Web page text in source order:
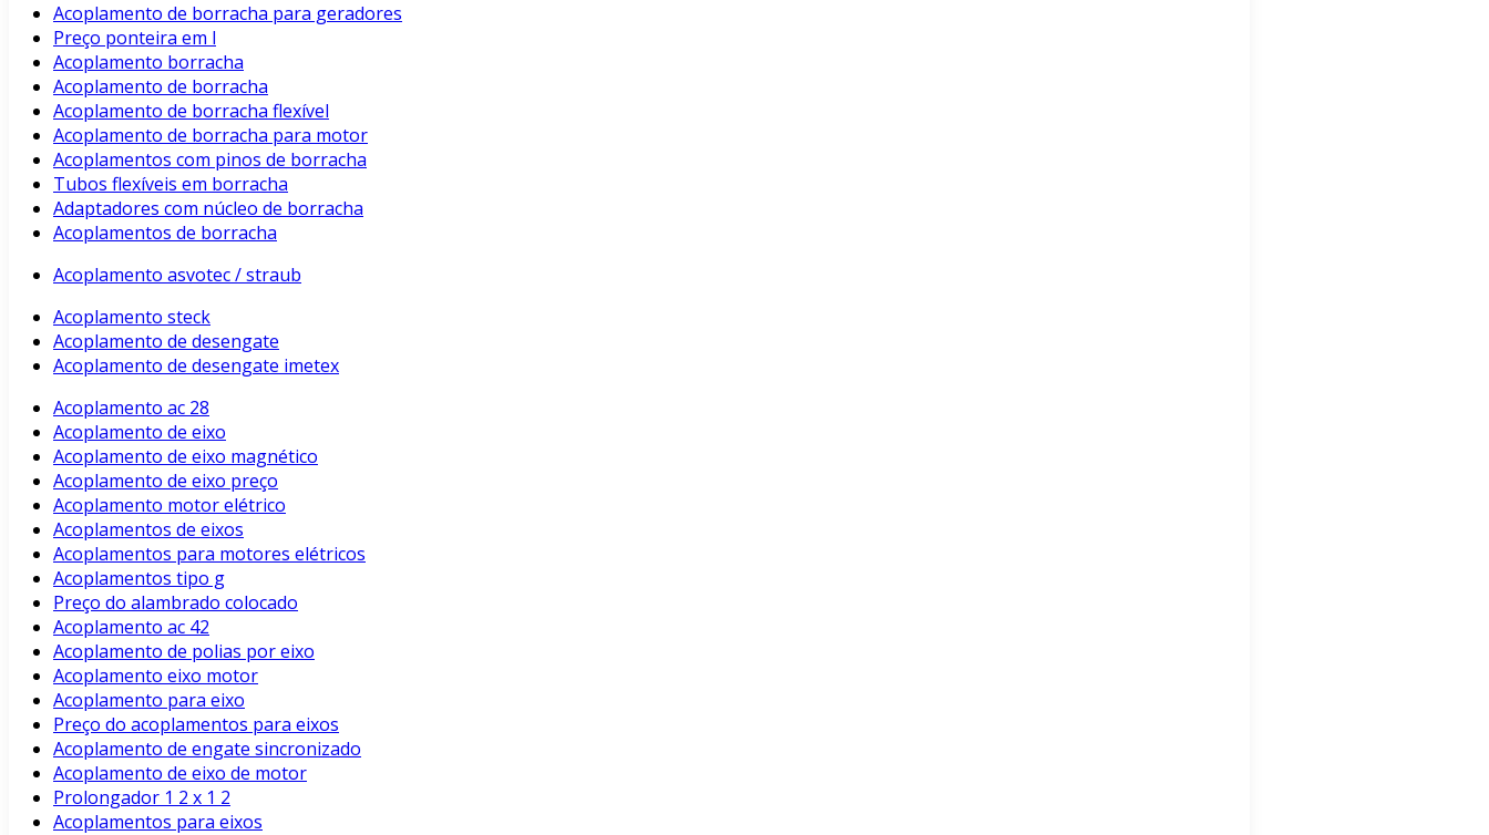
Acoplamento de borracha para geradores
Preço ponteira em l
Acoplamento borracha
Acoplamento de borracha
Acoplamento de borracha flexível
Acoplamento de borracha para motor
Acoplamentos com pinos de borracha
Tubos flexíveis em borracha
Adaptadores com núcleo de borracha
Acoplamentos de borracha
Acoplamento asvotec / straub
Acoplamento steck
Acoplamento de desengate
Acoplamento de desengate imetex
Acoplamento ac 28
Acoplamento de eixo
Acoplamento de eixo magnético
Acoplamento de eixo preço
Acoplamento motor elétrico
Acoplamentos de eixos
Acoplamentos para motores elétricos
Acoplamentos tipo g
Preço do alambrado colocado
Acoplamento ac 42
Acoplamento de polias por eixo
Acoplamento eixo motor
Acoplamento para eixo
Preço do acoplamentos para eixos
Acoplamento de engate sincronizado
Acoplamento de eixo de motor
Prolongador 1 2 x 1 2
Acoplamentos para eixos